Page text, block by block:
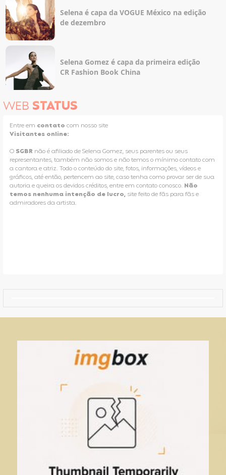
Selena é capa da VOGUE México na edição
de dezembro
Selena Gomez é capa da primeira edição
CR Fashion Book China
WEB STATUS
Entre em contato com nosso site
Visitantes online:
O SGBR não é afiliado de Selena Gomez, seus parentes ou seus
representantes, também não somos e não temos o mínimo contato com
a cantora e atriz. Todo o conteúdo do site, fotos, informações, vídeos e
gráficos, até então, pertencem ao site, caso tenha como provar ser de sua
autoria e queira os devidos créditos, entre em contato conosco. Não
temos nenhuma intenção de lucro, site feito de fãs para fãs e
admiradores da artista.